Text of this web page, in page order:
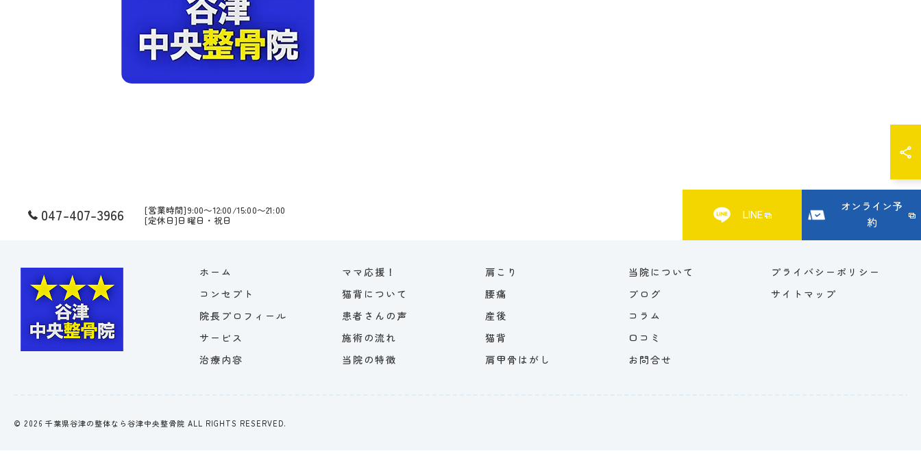
047-407-3966 [営業時間]9:00～12:00/15:00～21:00
[定休日]日曜日・祝日 LINE
オンライン予
約
ホーム
コンセプト
院長プロフィール
サービス
治療内容
ママ応援！
猫背について
患者さんの声
施術の流れ
当院の特徴
肩こり
腰痛
産後
猫背
肩甲骨はがし
当院について
ブログ
コラム
口コミ
お問合せ
プライバシーポリシー
サイトマップ
© 2026 千葉県谷津の整体なら谷津中央整骨院 ALL RIGHTS RESERVED.